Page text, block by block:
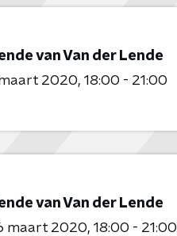
van Van der Lende
2020 18:00 - 21:00
van Van der Lende
maart 2020 18:00 - 21:00